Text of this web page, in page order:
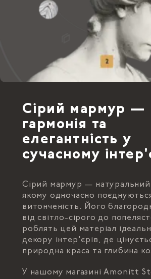
Сірий мармур —
гармонія та
елегантність у
сучасному
Сірий мармур — натуральний
якому одночасно поєднуються
витонченість. Його
від світло-сірого до
роблять цей матеріал
декору інтер'єрів, де
природна краса та глибина
У нашому магазині Amonitt